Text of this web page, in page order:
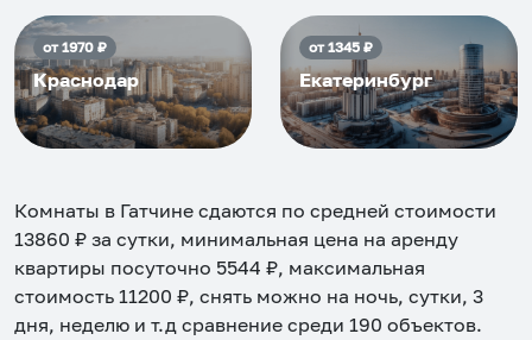
от1970₽
Краснодар
от1345₽
Екатеринбург
Комнаты в Гатчине сдаются по средней стоимости
13860 ₽ за сутки, минимальная цена на аренду
квартиры посуточно 5544 ₽, максимальная
стоимость 11200 ₽, снять можно на ночь, сутки, 3
дня, неделю и т.д сравнение среди 190 объектов.